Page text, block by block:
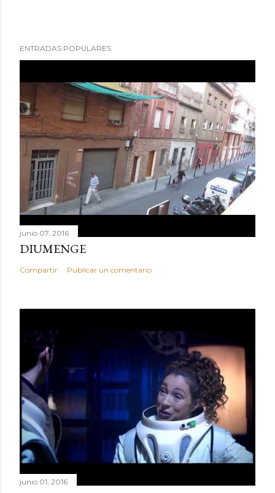
ENTRADAS POPULARES
junio 07, 2016
DIUMENGE
Compartir Publicar un comentario
junio 01, 2016